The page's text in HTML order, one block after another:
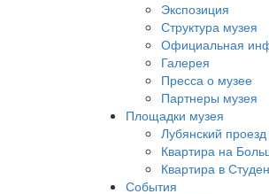
Экспозиция
Структура музея
Официальная
Галерея
Пресса о музее
Партнеры музея
Площадки музея
Лубянский проезд
Квартира на
Квартира в
События